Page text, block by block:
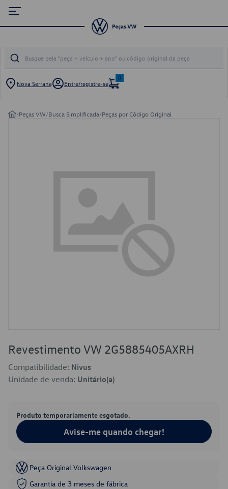
Nova Serrana Entre/registre-se
0
/Peças VW/Busca Simplificada/Peças por Código Original
Revestimento VW 2G5885405AXRH
Compatibilidade: Nivus
Unidade de venda: Unitário(a)
Produto temporariamente esgotado.
Avise-me quando chegar!
Peça Original Volkswagen
Garantia de 3 meses de fábrica